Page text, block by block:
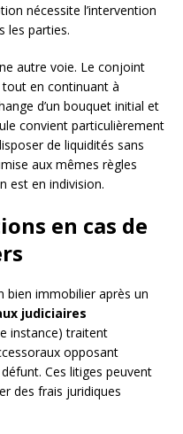
nécessite l’intervention
les parties.
autre voie. Le conjoint
en continuant à
d’un bouquet initial et
convient particulièrement
de liquidités sans
aux mêmes règles
est en indivision.
en cas de
bien immobilier après un
judiciaires
instance) traitent
opposant
Ces litiges peuvent
des frais juridiques